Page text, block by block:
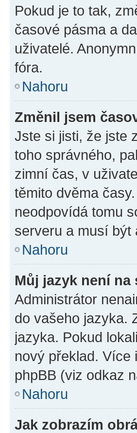
Pokud je to tak,
časové pásma a
uživatelé.
fóra.
Nahoru
Změnil jsem
Jste si jisti, že jste
toho správného,
zimní čas, v
těmito dvěma
neodpovídá tomu
serveru a musí být
Nahoru
Můj jazyk není na
Administrátor
do vašeho jazyka.
jazyka. Pokud
nový překlad. Více
phpBB (viz odkaz
Nahoru
Jak zobrazím